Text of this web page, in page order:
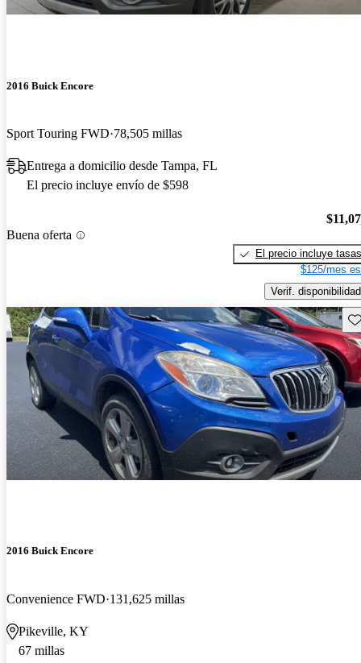
2016 Buick Encore
Sport Touring FWD 78,505 millas
Entrega a domicilio desde Tampa, FL
El precio incluye envío de $598
Buena oferta
El precio incluye tasas
$125/mes
Verif. disponibilidad
2016 Buick Encore
Convenience FWD 131,625 millas
Pikeville, KY
67 millas